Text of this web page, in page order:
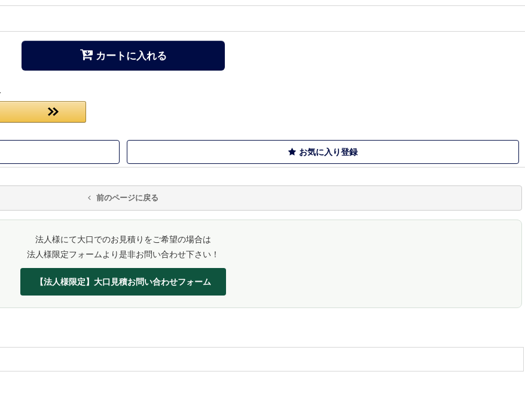
カートに入れる
お気に入り登録
前のページに戻る
法人様にて大口でのお見積りをご希望の場合は
法人様限定フォームより是非お問い合わせ下さい！
【法人様限定】大口見積お問い合わせフォーム